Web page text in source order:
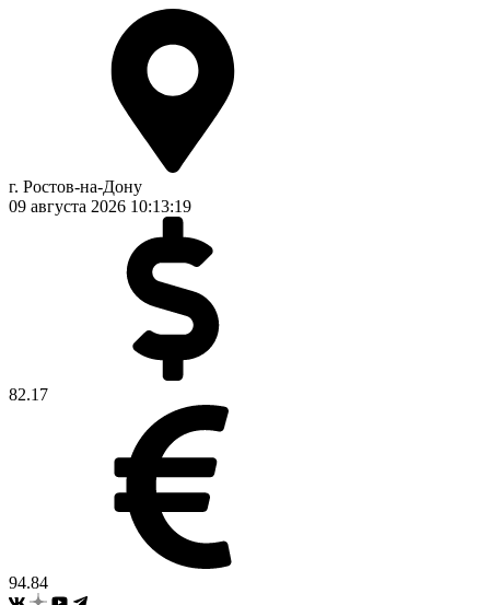
г. Ростов-на-Дону
09 августа 2026 10:13:20
82.17
94.84